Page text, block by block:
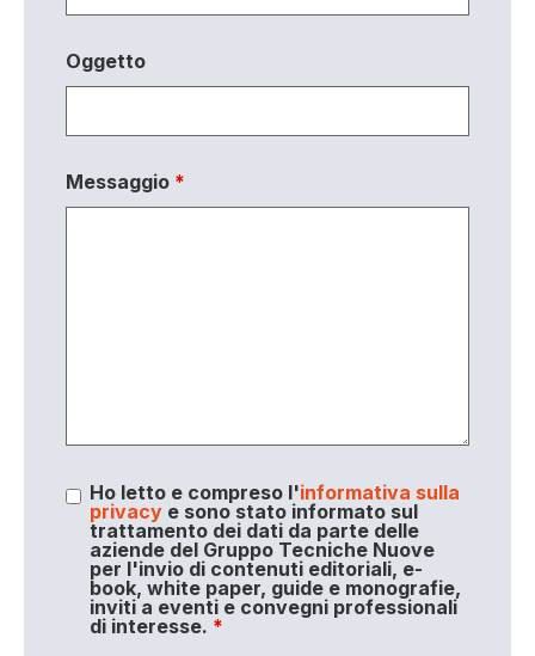
Oggetto
Messaggio *
Ho letto e compreso l'informativa sulla
privacye sono stato informato sul
trattamento dei dati da parte delle
aziende del Gruppo Tecniche Nuove
per l'invio di contenuti editoriali, e-
book, white paper, guide e monografie,
inviti a eventi e convegni professionali
di interesse. *